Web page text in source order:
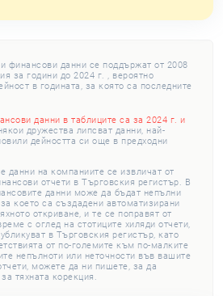
финансови данни се поддържат от 2008
за години до 2024 г. , вероятно
в годината, за която са последните
данни в таблиците са за 2024 г. и
дружества липсват данни, най-
дейността си още в предходни
данни на компаниите се извличат от
отчети в Търговския регистър. В
данни може да бъдат непълни
което са създадени автоматизирани
откриване, и те се поправят от
с оглед на стотиците хиляди отчети,
в Търговския регистър, като
от по-големите към по-малките
непълноти или неточности във вашите
можете да ни пишете, за да
тяхната корекция.